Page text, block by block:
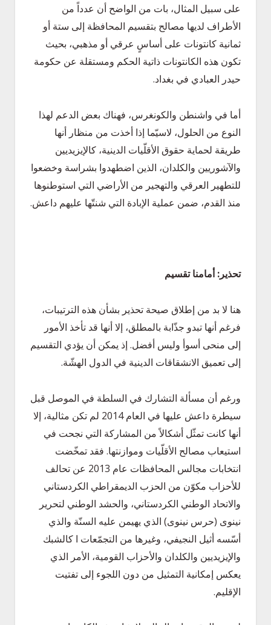
على سبيل المثال، بات من الواضح أن عدداً من
الأطراف لديها مصالح بتقسيم المحافظة إلى ستة أو
ثمانية كانتونات على أساسٍ عرقي أو مذهبي، بحيث
تكون هذه الكانتونات ذاتية الحكم ومستقلة عن حكومة
حيدر العبادي في بغداد.
أما في واشنطن والكونغرس، فهناك بعض الدعم لهذا
النوع من الحلول، لاسيّما إذا أخذت من منظار أنها
طريقة لحماية حقوق الأقلّيات الدينية، كالإيزيديين
والآشوريين والكلدان، الذين اضطهدوا بشراسة وخضعوا
للتطهير العرقي والتهجير من الأراضي التي استوطنوها
منذ القدم، ضمن عملية الإبادة التي شنتّها عليهم داعش.
تحذير: أمامنا تقسيم
هنا لا بد من إطلاق صيحة تحذير بشأن هذه الترتيبات،
فرغم أنها تبدو جذّابة بالمطلق، إلا أنها قد تأخذ الأمور
إلى منحى أسوأ وليس أفضل. إذ يمكن أن يؤدي التقسيم
إلى تعميق الانشقاقات الدينية في الدول الهشّة.
ورغم أن مسألة التشارك في السلطة في الموصل قبل
سيطرة داعش عليها في العام 2014 لم تكن مثالية، إلا
أنها كانت تمثّل أشكالاً من المشاركة التي نجحت في
استيعاب مصالح الأقلّيات وموازنتها. فقد تمخّضت
انتخابات مجالس المحافظات عام 2013 عن تحالف
للأحزاب مكوّن من الحزب الديمقراطي الكردستاني
والاتحاد الوطني الكردستاني، والحشد الوطني لتحرير
نينوى (حرس نينوى) الذي يهيمن عليه السنّة والذي
أسّسه أثيل النجيفي، وغيرها من التجمّعات ا كالشبك
والإيزيديين والكلدان والأحزاب القومية، الأمر الذي
يعكس إمكانية التمثيل من دون اللجوء إلى تفتيت
الإقليم.